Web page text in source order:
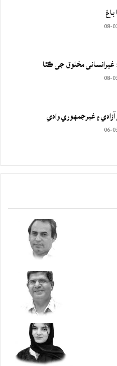
08-
غيرانساني مخلوق جي ڪٿا
08-
۽ غيرجمھوري وادي
06-